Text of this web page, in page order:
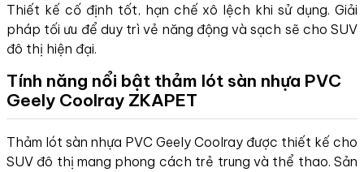
Thiết kế cố định tốt, hạn chế xô lệch khi sử dụng. Giải
pháp tối ưu để duy trì vẻ năng động và sạch sẽ cho SUV
đô thị hiện đại.
Tính năng nổi bật thảm lót sàn nhựa PVC
Geely Coolray ZKAPET
Thảm lót sàn nhựa PVC Geely Coolray được thiết kế cho
SUV đô thị mang phong cách trẻ trung và thể thao. Sản